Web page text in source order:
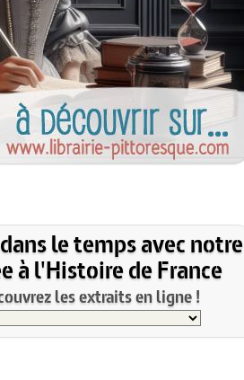
le temps avec notre
à l'Histoire de France
les extraits en ligne !